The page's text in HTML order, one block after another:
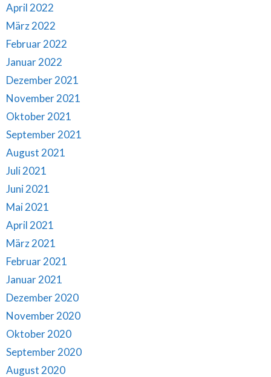
April 2022
März 2022
Februar 2022
Januar 2022
Dezember 2021
November 2021
Oktober 2021
September 2021
August 2021
Juli 2021
Juni 2021
Mai 2021
April 2021
März 2021
Februar 2021
Januar 2021
Dezember 2020
November 2020
Oktober 2020
September 2020
August 2020